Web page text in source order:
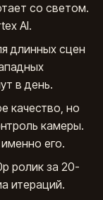
со светом.
AI.
длинных сцен
в день.
качество, но
камеры.
его.
ролик за 20-
итераций.